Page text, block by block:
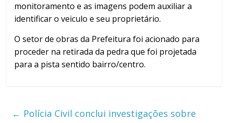
monitoramento e as imagens podem auxiliar a
identificar o veiculo e seu proprietário.
O setor de obras da Prefeitura foi acionado para
proceder na retirada da pedra que foi projetada
para a pista sentido bairro/centro.
← Polícia Civil conclui investigações sobre